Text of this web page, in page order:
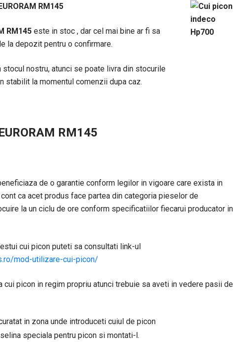
RM145
RM145 este in stoc , dar cel mai bine ar fi sa
la depozit pentru o confirmare.
stocul nostru, atunci se poate livra din stocurile
stabilit la momentul comenzii dupa caz.
RM145
de o garantie conform legilor in vigoare care exista in
ca acet produs face partea din categoria pieselor de
la un ciclu de ore conform specificatiilor fiecarui producator in
cui picon puteti sa consultati link-ul
mod-utilizare-cui-picon/
cui picon in regim propriu atunci trebuie sa aveti in vedere pasii de
in zona unde introduceti cuiul de picon
speciala pentru picon si montati-l.